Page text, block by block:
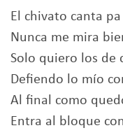
El chivato canta
Nunca me mira
Solo quiero los de
Defiendo lo mío
Al final como
Entra al bloque